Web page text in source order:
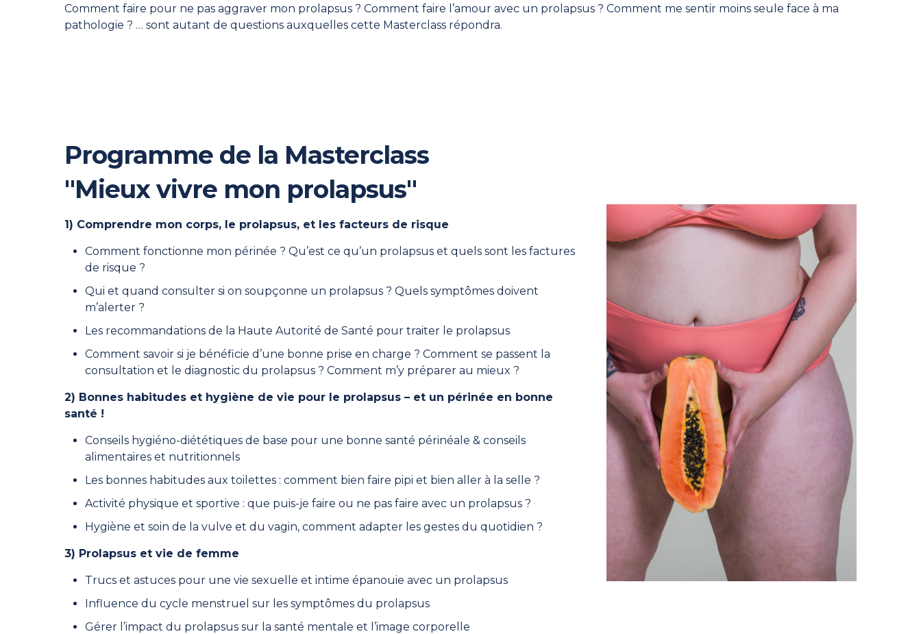
Comment faire pour ne pas aggraver mon prolapsus ? Comment faire l’amour avec un prolapsus ? Comment me sentir moins seule face à ma
pathologie ? … sont autant de questions auxquelles cette Masterclass répondra.
Programme de la Masterclass
"Mieux vivre mon prolapsus"
1) Comprendre mon corps, le prolapsus, et les facteurs de risque
Comment fonctionne mon périnée ? Qu’est ce qu’un prolapsus et quels sont les factures
de risque ?
Qui et quand consulter si on soupçonne un prolapsus ? Quels symptômes doivent
m’alerter ?
Les recommandations de la Haute Autorité de Santé pour traiter le prolapsus
Comment savoir si je bénéficie d’une bonne prise en charge ? Comment se passent la
consultation et le diagnostic du prolapsus ? Comment m’y préparer au mieux ?
2) Bonnes habitudes et hygiène de vie pour le prolapsus – et un périnée en bonne
santé !
Conseils hygiéno-diététiques de base pour une bonne santé périnéale & conseils
alimentaires et nutritionnels
Les bonnes habitudes aux toilettes : comment bien faire pipi et bien aller à la selle ?
Activité physique et sportive : que puis-je faire ou ne pas faire avec un prolapsus ?
Hygiène et soin de la vulve et du vagin, comment adapter les gestes du quotidien ?
3) Prolapsus et vie de femme
Trucs et astuces pour une vie sexuelle et intime épanouie avec un prolapsus
Influence du cycle menstruel sur les symptômes du prolapsus
Gérer l’impact du prolapsus sur la santé mentale et l’image corporelle